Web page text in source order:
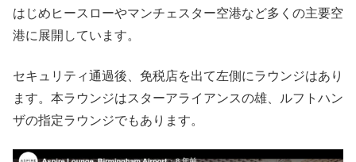
はじめヒースローやマンチェスター空港など多くの主要空
港に展開しています。
セキュリティ通過後、免税店を出て左側にラウンジはあり
ます。本ラウンジはスターアライアンスの雄、ルフトハン
ザの指定ラウンジでもあります。